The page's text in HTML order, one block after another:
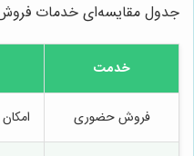
جدول مقایسه‌ای خدمات فروش
خدمت
فروش حضوری